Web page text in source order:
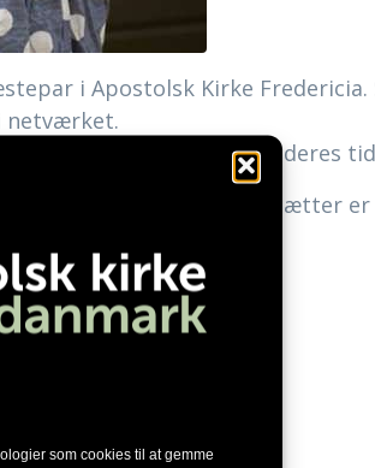
som cookies til at gemme
i Apostolsk Kirke
netværket.
Guds velsignelse over deres
Hvor deres tjeneste fortsætter